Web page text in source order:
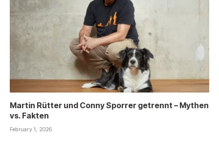
Martin Rütter und Conny Sporrer getrennt – Mythen
vs. Fakten
February 1, 2026